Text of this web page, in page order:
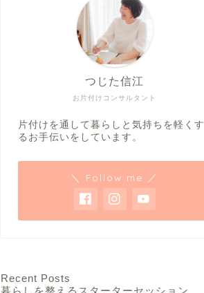
お片付けコンサルタント
つじた信江
片付けを通して暮らしと気持ちを軽くす
るお手伝いをしています。
＼ Follow me ／
Recent Posts
暮らしを整えるスターターセッション